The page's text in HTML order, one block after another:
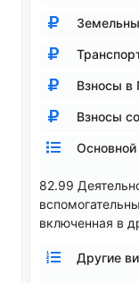
Взносы в
Взносы
Основной
82.99
включенная в
Другие